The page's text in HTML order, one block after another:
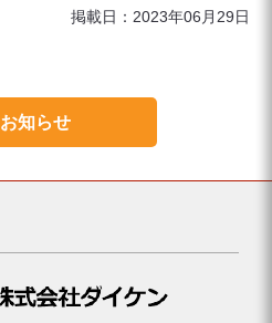
掲載日：2023年06月29日
お知らせ